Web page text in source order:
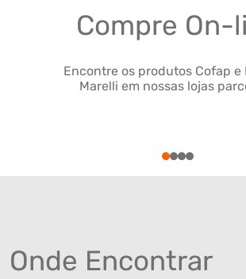
Compre On-
Encontre os produtos Cofap e
Marelli em nossas lojas
1234
Onde Encontrar